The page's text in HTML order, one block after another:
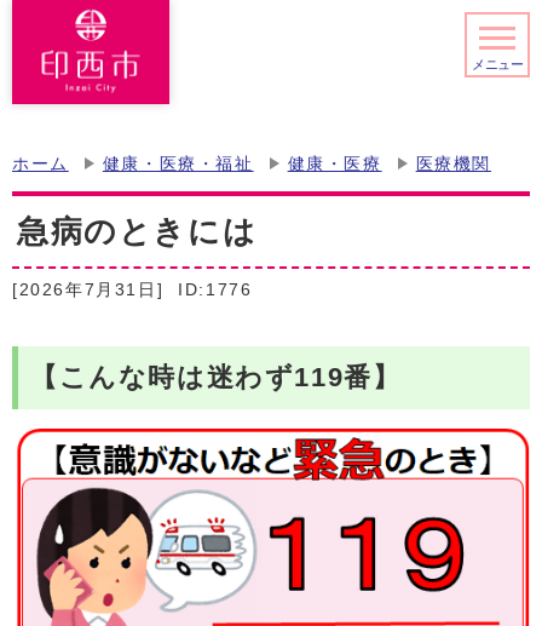
メニュー
ホーム 健康・医療・福祉 健康・医療 医療機関
急病のときには
[2026年7月31日] ID:1776
【こんな時は迷わず119番】